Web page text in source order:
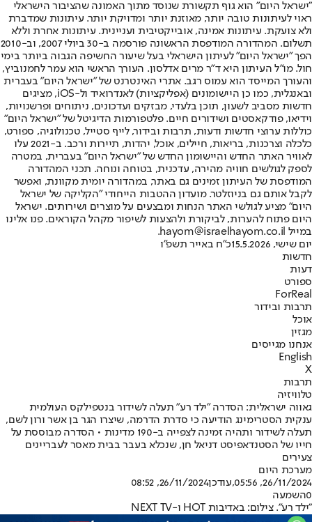
"ישראל היום" הוא גוף תקשורת שנוסד מתוך האמונה שהציבור הישראלי
ראוי לעיתונות טובה יותר, מאוזנת יותר ומדויקת יותר. עיתונות שמדברת
ולא צועקת. עיתונות אמינה, אובייקטיבית ועניינית. עיתונות אחרת וללא
תשלום. המהדורה המודפסת הראשונה פורסמה ב-30 ביולי 2007, וב-2010
הפך "ישראל היום" לעיתון הישראלי בעל שיעור החשיפה הגבוה ביותר בימי
חול. מו"ל העיתון היא ד"ר מרים אדלסון. העורך הראשי הוא עמר לחמנוביץ,
והעורך המייסד הוא עמוס רגב. אתרי האינטרנט של "ישראל היום" בעברית
ובאנגלית, כמו כן היישומונים (אפליקציות) לאנדרואיד ול-iOS, מציגים
חדשות מסביב לשעון, תוכן בלעדי, מבזקים ועדכונים, ניתוחים ופרשנויות,
וידיאו, פודקאסטים ושידורים חיים. פלטפורמות הדיגיטל של "ישראל היום"
כוללות ערוצי חדשות ודעות, תרבות ובידור, לייף סטייל, טכנולוגיה, ספורט,
כלכלה וצרכנות, בריאות, חיילים, אוכל, יהדות, תיירות ורכב. ב-2021 עלו
לאוויר האתר החדש והיישומון החדש של "ישראל היום" בעברית, במטרה
לספק לגולשים חוויה מהירה, עדכנית, בטוחה ונוחה. תכני המהדורה
המודפסת של העיתון זמינים גם באתר, במהדורה יומית מקוונת, ואפשר
לקבל אותם גם בניוזלטר. מועדון ההטבות הייחודי "הקליקה של ישראל
היום" מציע לגולשי האתר הנחות ומבצעים על מוצרים ושירותים. ישראל
היום פתוח להערות, לביקורת ולהצעות לשיפור מקהל הקוראים. פנו אלינו
במייל hayom@israelhayom.co.il.
יום שישי, 15.5.2026
כ"ח באייר תשפ"ו
חדשות
דעות
ספורט
ForReal
תרבות ובידור
אוכל
מגזין
אנחנו מגייסים
English
X
תרבות
טלוויזיה
גאווה ישראלית: הסדרה "ילד רע" תעלה לשידור בנטפילקס העולמית
ענקית הסטרימינג הודיעה כי סדרת הדרמה, שיצרו הגר בן אשר ורון לשם,
תעלה לשידור ותהיה זמינה לצפייה ב-190 מדינות • הסדרה מבוססת על
חייו של הסטנדאפיסט דניאל חן, שנכלא בעבר בבית מאסר לעבריינים
צעירים
מערכת היום
26/11/2024, 05:56
,עודכן26/11/2024, 08:52
0השמעה
"ילד רע". צילום: באדיבות HOT ו-NEXT TV